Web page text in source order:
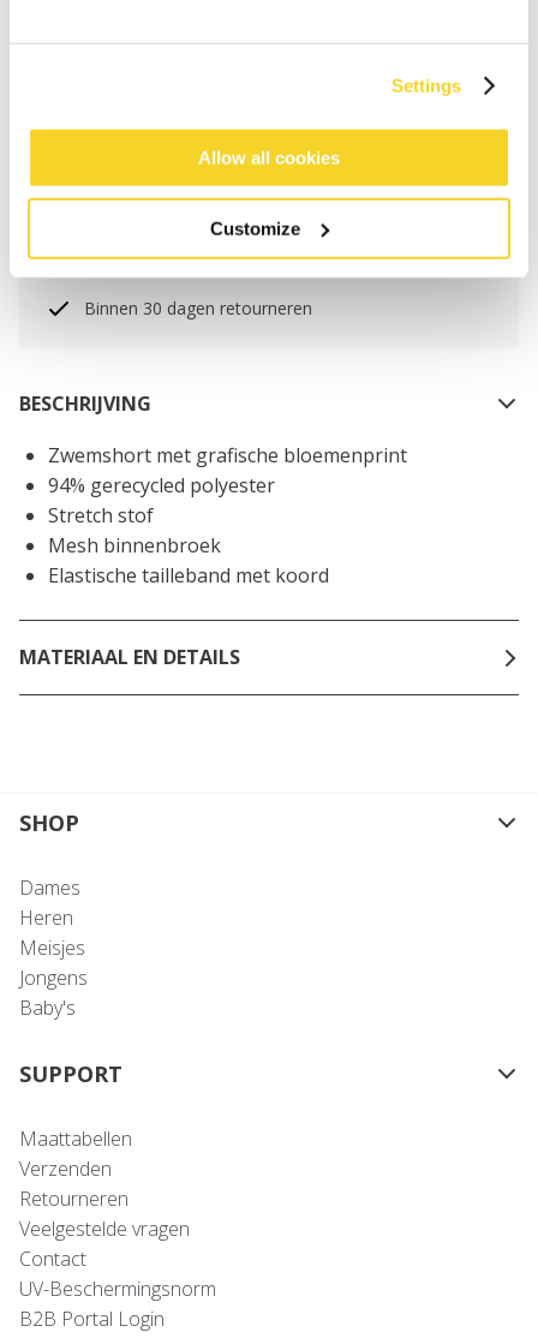
Settings
Allow all cookies
Customize
Bestellingen die op werkdagen vóór 12:00 uur
Gratis verzending voor orders boven € 50,- binnen
NL
Binnen 30 dagen retourneren
BESCHRIJVING
Zwemshort met grafische bloemenprint
94% gerecycled polyester
Stretch stof
Mesh binnenbroek
Elastische tailleband met koord
MATERIAAL EN DETAILS
SHOP
Dames
Heren
Meisjes
Jongens
Baby's
SUPPORT
Maattabellen
Verzenden
Retourneren
Veelgestelde vragen
Contact
UV-Beschermingsnorm
B2B Portal Login